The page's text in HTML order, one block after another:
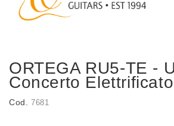
ORTEGA RU5-TE -
Concerto
Cod. 7681